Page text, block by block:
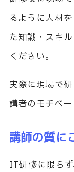
るように人材
た知識・スキ
ください。
実際に現場で
講者のモチベー
講師の質に
IT研修に限ら